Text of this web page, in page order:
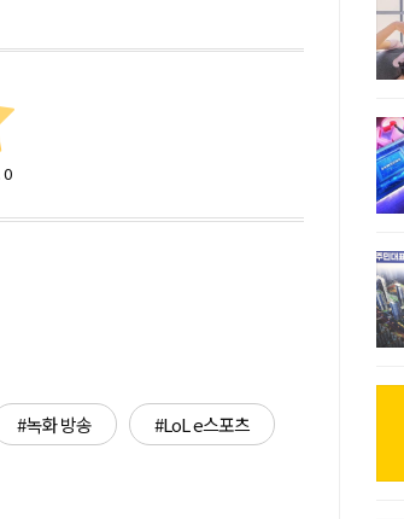
0
#녹화 방송
#LoL e스포츠